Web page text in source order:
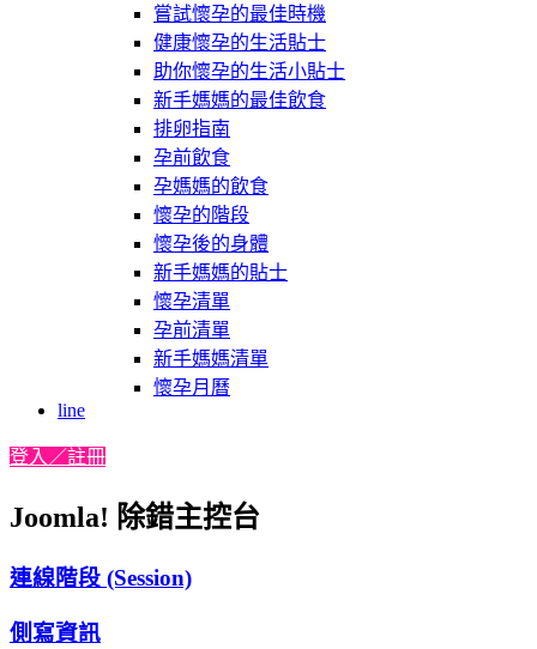
嘗試懷孕的最佳時機
健康懷孕的生活貼士
助你懷孕的生活小貼士
新手媽媽的最佳飲食
排卵指南
孕前飲食
孕媽媽的飲食
懷孕的階段
懷孕後的身體
新手媽媽的貼士
懷孕清單
孕前清單
新手媽媽清單
懷孕月曆
line
登入／註冊
Joomla! 除錯主控台
連線階段 (Session)
側寫資訊